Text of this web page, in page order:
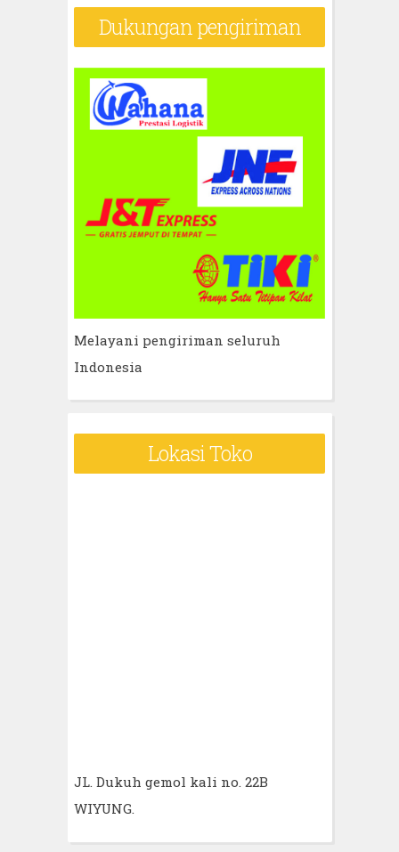
Dukungan pengiriman
Melayani pengiriman seluruh
Indonesia
Lokasi Toko
JL. Dukuh gemol kali no. 22B
WIYUNG.